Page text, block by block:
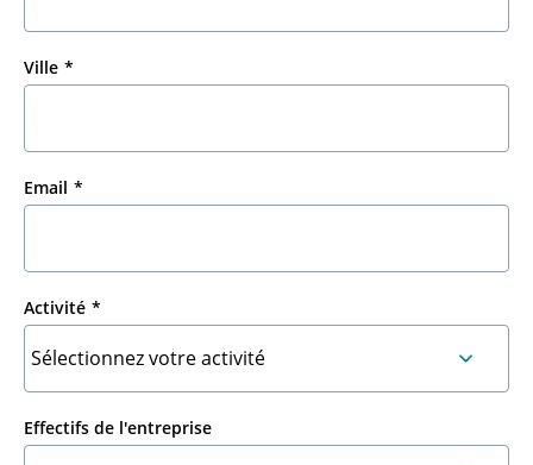
Ville
Email
Activité
Effectifs de l'entreprise